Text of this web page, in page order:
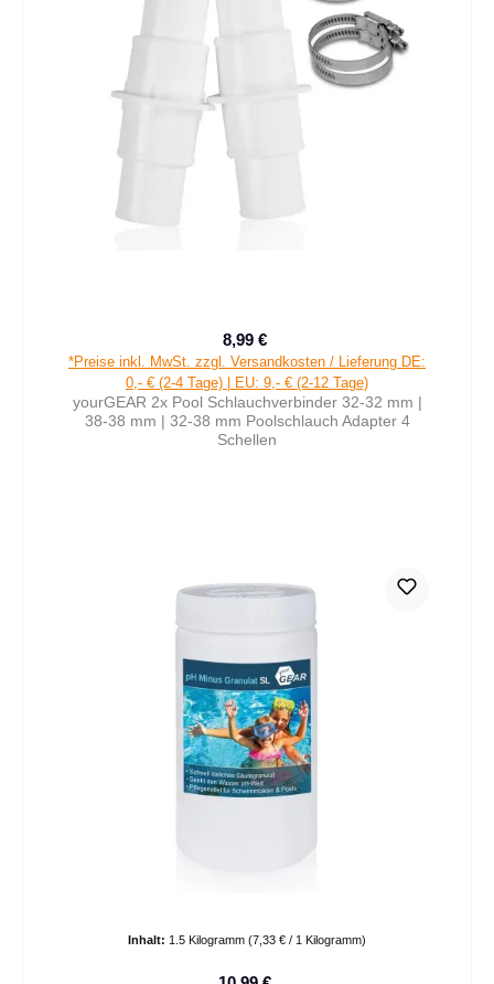
Verkaufspreis:
8,99 €
*Preise inkl. MwSt. zzgl. Versandkosten / Lieferung DE:
0,- € (2-4 Tage) | EU: 9,- € (2-12 Tage)
yourGEAR 2x Pool Schlauchverbinder 32-32 mm |
38-38 mm | 32-38 mm Poolschlauch Adapter 4
Schellen
Inhalt: 1.5 Kilogramm (7,33 € / 1 Kilogramm)